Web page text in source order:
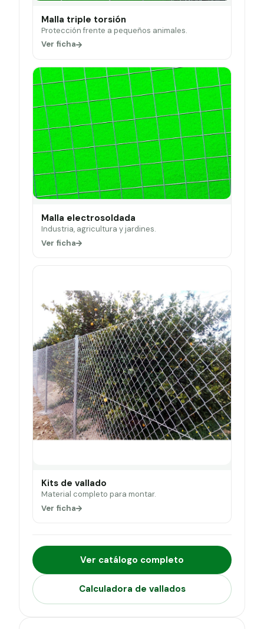
Malla triple torsión
Protección frente a pequeños animales.
Ver ficha
Malla electrosoldada
Industria, agricultura y jardines.
Ver ficha
Kits de vallado
Material completo para montar.
Ver ficha
Ver catálogo completo
Calculadora de vallados